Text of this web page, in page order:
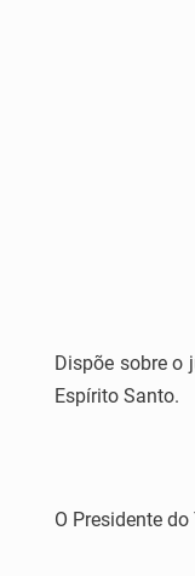
Dispõe sobre o
Espírito Santo.
O Presidente